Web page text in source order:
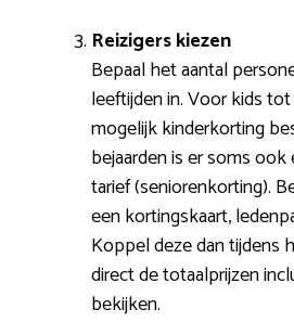
Reizigers kiezen
Bepaal het aantal
leeftijden in. Voor kids tot
mogelijk kinderkorting
bejaarden is er soms
tarief (seniorenkorting).
een kortingskaart,
Koppel deze dan tijdens
direct de totaalprijzen
bekijken.